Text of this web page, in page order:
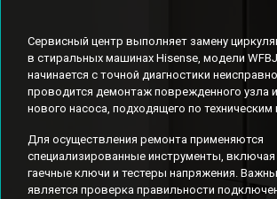
Сервисный центр выполняет замену
в стиральных машинах Hisense, модели
начинается с точной диагностики
проводится демонтаж поврежденного узла
нового насоса, подходящего по
Для осуществления ремонта применяются
специализированные инструменты, включая
гаечные ключи и тестеры напряжения.
является проверка правильности